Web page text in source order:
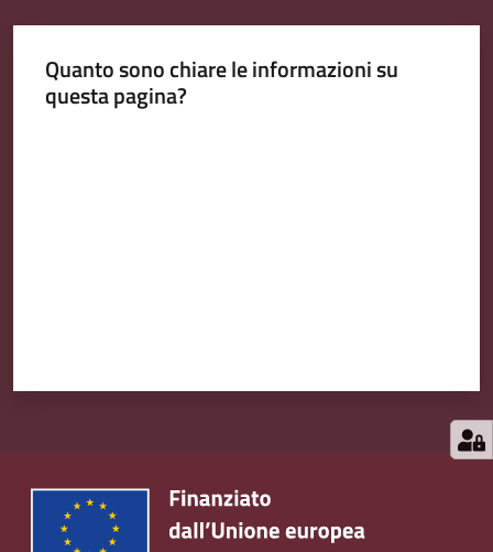
Quanto sono chiare le informazioni su
questa pagina?